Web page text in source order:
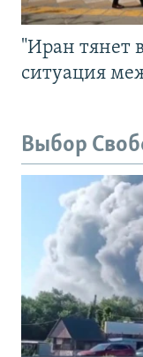
"Иран тянет
ситуация
Выбор